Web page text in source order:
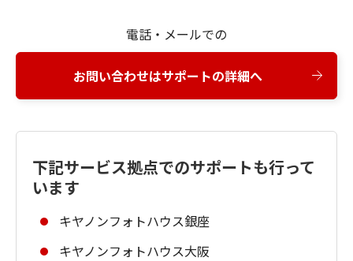
電話・メールでの
お問い合わせはサポートの詳細へ
下記サービス拠点でのサポートも行って
います
キヤノンフォトハウス銀座
キヤノンフォトハウス大阪